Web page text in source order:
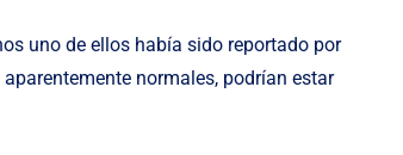
uno de ellos había sido reportado por
normales, podrían estar